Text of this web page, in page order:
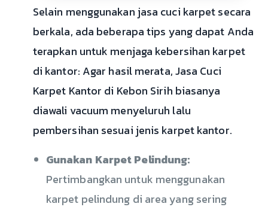
Selain menggunakan jasa cuci karpet secara
berkala, ada beberapa tips yang dapat Anda
terapkan untuk menjaga kebersihan karpet
di kantor: Agar hasil merata, Jasa Cuci
Karpet Kantor di Kebon Sirih biasanya
diawali vacuum menyeluruh lalu
pembersihan sesuai jenis karpet kantor.
Gunakan Karpet Pelindung:
Pertimbangkan untuk menggunakan
karpet pelindung di area yang sering